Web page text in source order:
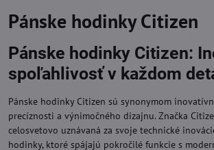
Pánske hodinky Citizen
Pánske hodinky Citizen:
spoľahlivosť v každom
Pánske hodinky Citizen sú synonymom
precíznosti a výnimočného dizajnu. Značka
celosvetovo uznávaná za svoje technické
hodinky, ktoré spájajú pokročilé funkcie s